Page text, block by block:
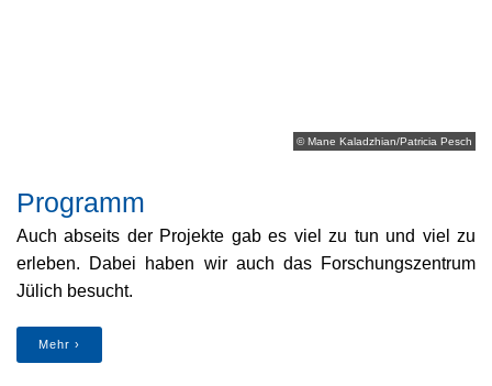
© Mane Kaladzhian/Patricia Pesch
Programm
Auch abseits der Projekte gab es viel zu tun und viel zu
erleben. Dabei haben wir auch das Forschungszentrum
Jülich besucht.
Mehr ›